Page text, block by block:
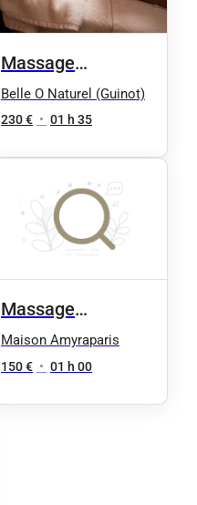
Massage
Signature en Duo
90mn
Belle O Naturel (Guinot)
230 € • 01 h 35
Massage
signature (en duo)
1h
Maison Amyraparis
150 € • 01 h 00